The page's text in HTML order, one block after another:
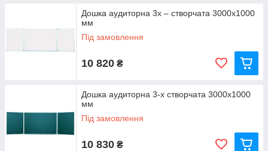
Дошка аудиторна 3х – створчата 3000х1000
мм
Під замовлення
10 820 ₴
Дошка аудиторна 3-х створчата 3000х1000
мм
Під замовлення
10 830 ₴